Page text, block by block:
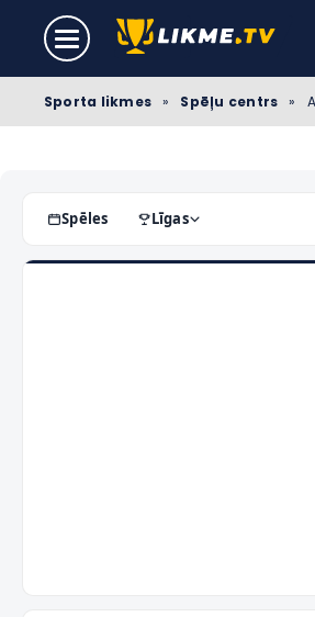
Sporta likmes » Spēļu centrs »
Spēles Līgas